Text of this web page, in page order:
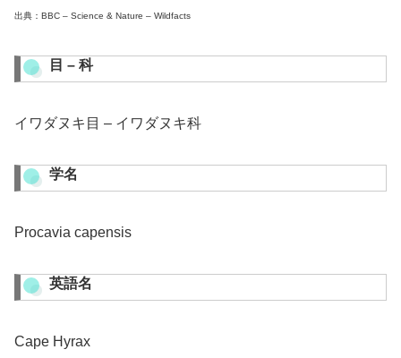
出典：BBC – Science & Nature – Wildfacts
目 – 科
イワダヌキ目 – イワダヌキ科
学名
Procavia capensis
英語名
Cape Hyrax